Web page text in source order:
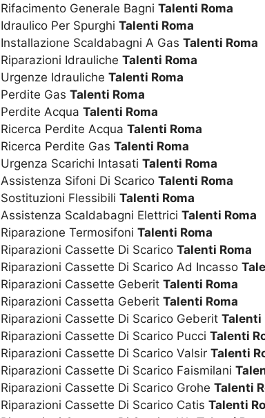
Rifacimento Generale BagniTalenti Roma
Idraulico Per SpurghiTalenti Roma
Installazione Scaldabagni A GasTalenti Roma
Riparazioni IdraulicheTalenti Roma
Urgenze IdraulicheTalenti Roma
Perdite GasTalenti Roma
Perdite AcquaTalenti Roma
Ricerca Perdite AcquaTalenti Roma
Ricerca Perdite GasTalenti Roma
Urgenza Scarichi IntasatiTalenti Roma
Assistenza Sifoni Di ScaricoTalenti Roma
Sostituzioni FlessibiliTalenti Roma
Assistenza Scaldabagni ElettriciTalenti Roma
Riparazione TermosifoniTalenti Roma
Riparazioni Cassette Di ScaricoTalenti Roma
Riparazioni Cassette Di Scarico Ad Incasso
Riparazioni Cassette GeberitTalenti Roma
Riparazioni Cassetta GeberitTalenti Roma
Riparazioni Cassette Di Scarico GeberitTalenti
Riparazioni Cassette Di Scarico PucciTalenti
Riparazioni Cassette Di Scarico ValsirTalenti
Riparazioni Cassette Di Scarico Faismilani
Riparazioni Cassette Di Scarico GroheTalenti
Riparazioni Cassette Di Scarico CatisTalenti